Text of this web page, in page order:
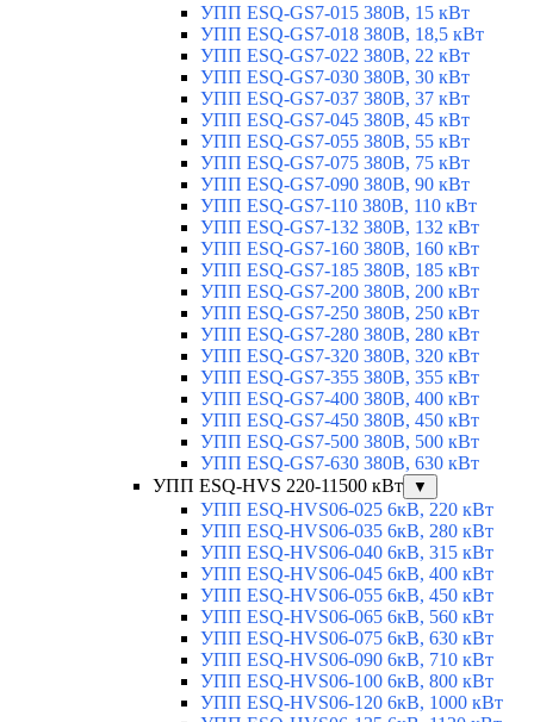
УПП ESQ-GS7-015 380В, 15 кВт
УПП ESQ-GS7-018 380В, 18,5 кВт
УПП ESQ-GS7-022 380В, 22 кВт
УПП ESQ-GS7-030 380В, 30 кВт
УПП ESQ-GS7-037 380В, 37 кВт
УПП ESQ-GS7-045 380В, 45 кВт
УПП ESQ-GS7-055 380В, 55 кВт
УПП ESQ-GS7-075 380В, 75 кВт
УПП ESQ-GS7-090 380В, 90 кВт
УПП ESQ-GS7-110 380В, 110 кВт
УПП ESQ-GS7-132 380В, 132 кВт
УПП ESQ-GS7-160 380В, 160 кВт
УПП ESQ-GS7-185 380В, 185 кВт
УПП ESQ-GS7-200 380В, 200 кВт
УПП ESQ-GS7-250 380В, 250 кВт
УПП ESQ-GS7-280 380В, 280 кВт
УПП ESQ-GS7-320 380В, 320 кВт
УПП ESQ-GS7-355 380В, 355 кВт
УПП ESQ-GS7-400 380В, 400 кВт
УПП ESQ-GS7-450 380В, 450 кВт
УПП ESQ-GS7-500 380В, 500 кВт
УПП ESQ-GS7-630 380В, 630 кВт
УПП ESQ-HVS 220-11500 кВт
▼
УПП ESQ-HVS06-025 6кВ, 220 кВт
УПП ESQ-HVS06-035 6кВ, 280 кВт
УПП ESQ-HVS06-040 6кВ, 315 кВт
УПП ESQ-HVS06-045 6кВ, 400 кВт
УПП ESQ-HVS06-055 6кВ, 450 кВт
УПП ESQ-HVS06-065 6кВ, 560 кВт
УПП ESQ-HVS06-075 6кВ, 630 кВт
УПП ESQ-HVS06-090 6кВ, 710 кВт
УПП ESQ-HVS06-100 6кВ, 800 кВт
УПП ESQ-HVS06-120 6кВ, 1000 кВт